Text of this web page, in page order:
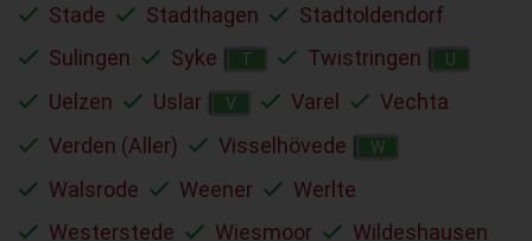
Stade
Stadthagen
Stadtoldendorf
Sulingen
Syke T Twistringen U
Uelzen Uslar V Varel
Vechta
Verden (Aller)
Visselhövede W
Walsrode Weener
Werlte
Westerstede
Wiesmoor
Wildeshausen